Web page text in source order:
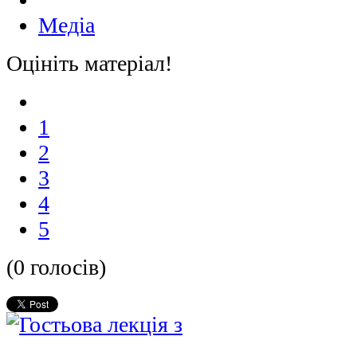
Медіа
Оцініть матеріал!
1
2
3
4
5
(0 голосів)